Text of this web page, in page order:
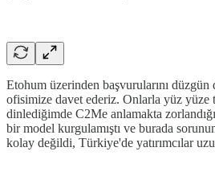
Etohum üzerinden başvurularını
ofisimize davet ederiz. Onlarla yüz yüze
dinlediğimde C2Me anlamakta
bir model kurgulamıştı ve burada
kolay değildi, Türkiye'de yatırımcılar